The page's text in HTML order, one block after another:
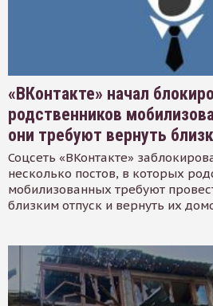
«ВКонтакте» начал
родственников
они требуют вернуть
Соцсеть «ВКонтакте»
несколько постов, в которых
мобилизованных требуют
близким отпуск и вернуть их